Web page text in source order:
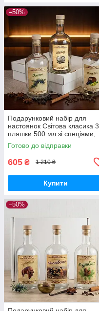
–50%
Подарунковий набір для
настоянок Світова класика 3
пляшки 500 мл зі спеціями,
набір для домашніх напоїв,
подарунок чоловіку
Готово до відправки
605 ₴ 1 210 ₴
Купити
–50%